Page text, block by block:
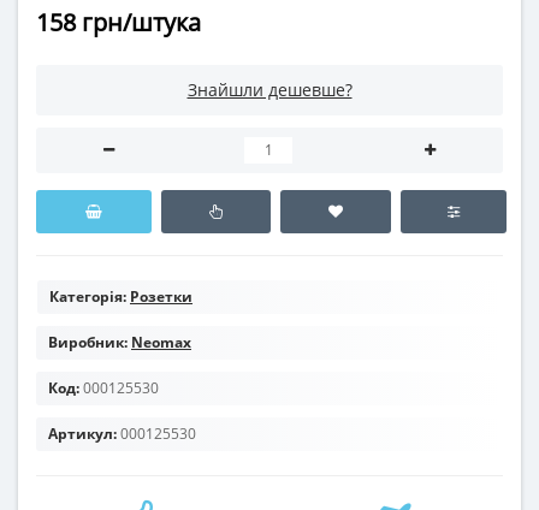
158 грн/штука
Знайшли дешевше?
Категорія: Розетки
Виробник: Neomax
Код:000125530
Артикул:000125530